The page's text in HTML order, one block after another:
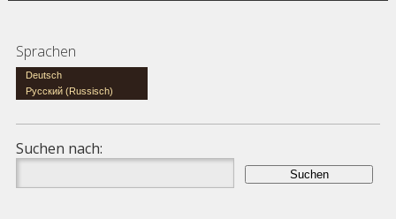
Sprachen
Deutsch
Русский (Russisch)
Suchen nach: